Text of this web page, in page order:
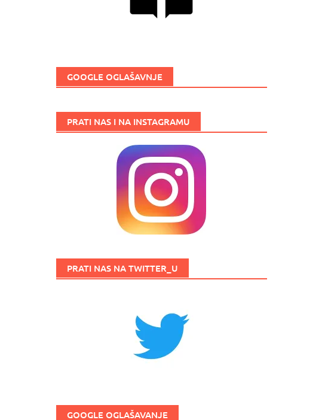
GOOGLE OGLAŠAVNJE
PRATI NAS I NA INSTAGRAMU
PRATI NAS NA TWITTER_U
GOOGLE OGLAŠAVANJE